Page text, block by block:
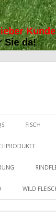
Kunde
Sie da!